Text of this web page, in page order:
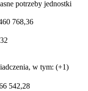
potrzeby jednostki
768,36
w tym: (+1)
542,28